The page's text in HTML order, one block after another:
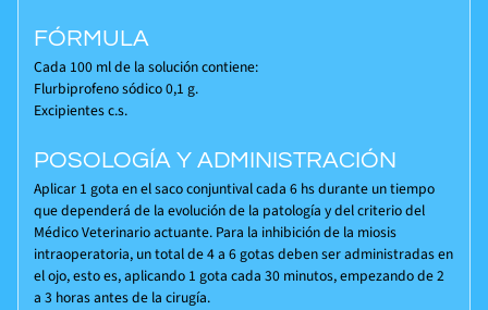
FÓRMULA
Cada 100 ml de la solución contiene:
Flurbiprofeno sódico 0,1 g.
Excipientes c.s.
POSOLOGÍA Y ADMINISTRACIÓN
Aplicar 1 gota en el saco conjuntival cada 6 hs durante un tiempo
que dependerá de la evolución de la patología y del criterio del
Médico Veterinario actuante. Para la inhibición de la miosis
intraoperatoria, un total de 4 a 6 gotas deben ser administradas en
el ojo, esto es, aplicando 1 gota cada 30 minutos, empezando de 2
a 3 horas antes de la cirugía.